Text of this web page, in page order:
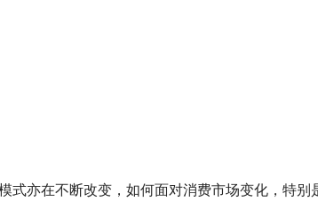
亦在不断改变，如何面对消费市场变化，特